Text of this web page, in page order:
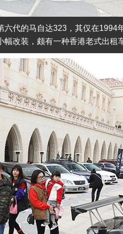
代的马自达323，其仅在1994
改装，颇有一种香港老式出租